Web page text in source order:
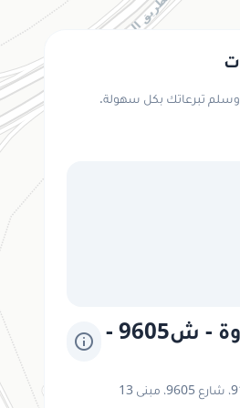
تبرعاتك بكل سهولة.
الوكرة قرية بروة - ش9605 - info